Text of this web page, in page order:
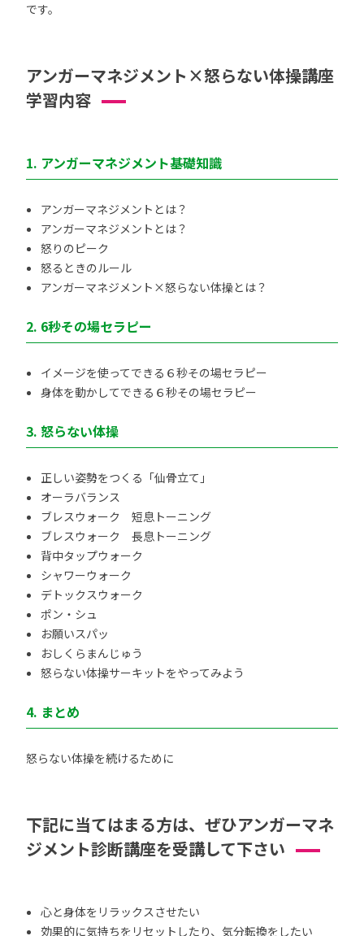
です。
アンガーマネジメント×怒らない体操講座
学習内容
1. アンガーマネジメント基礎知識
アンガーマネジメントとは？
アンガーマネジメントとは？
怒りのピーク
怒るときのルール
アンガーマネジメント×怒らない体操とは？
2. 6秒その場セラピー
イメージを使ってできる６秒その場セラピー
身体を動かしてできる６秒その場セラピー
3. 怒らない体操
正しい姿勢をつくる「仙骨立て」
オーラバランス
ブレスウォーク 短息トーニング
ブレスウォーク 長息トーニング
背中タップウォーク
シャワーウォーク
デトックスウォーク
ポン・シュ
お願いスパッ
おしくらまんじゅう
怒らない体操サーキットをやってみよう
4. まとめ
怒らない体操を続けるために
下記に当てはまる方は、ぜひアンガーマネ
ジメント診断講座を受講して下さい
心と身体をリラックスさせたい
効果的に気持ちをリセットしたり、気分転換をしたい